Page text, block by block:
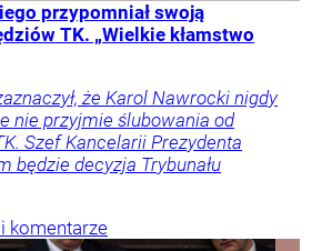
przypomniał swoją
TK. „Wielkie kłamstwo
że Karol Nawrocki nigdy
nie przyjmie ślubowania od
Szef Kancelarii Prezydenta
będzie decyzja Trybunału
komentarze